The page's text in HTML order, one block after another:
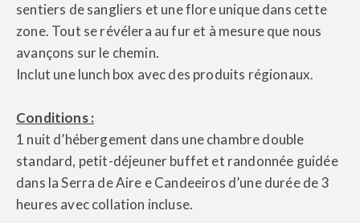
sentiers de sangliers et une flore unique dans cette
zone. Tout se révélera au fur et à mesure que nous
avançons sur le chemin.
Inclut une lunch box avec des produits régionaux.
Conditions :
1 nuit d’hébergement dans une chambre double
standard, petit-déjeuner buffet et randonnée guidée
dans la Serra de Aire e Candeeiros d’une durée de 3
heures avec collation incluse.